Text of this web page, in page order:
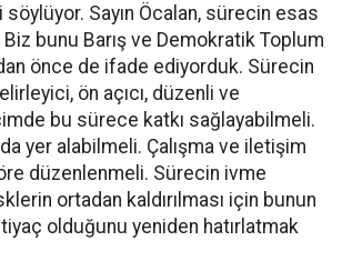
Sayın Öcalan, sürecin esas
bunu Barış ve Demokratik Toplum
önce de ifade ediyorduk. Sürecin
ön açıcı, düzenli ve
bu sürece katkı sağlayabilmeli.
yer alabilmeli. Çalışma ve iletişim
düzenlenmeli. Sürecin ivme
ortadan kaldırılması için bunun
olduğunu yeniden hatırlatmak